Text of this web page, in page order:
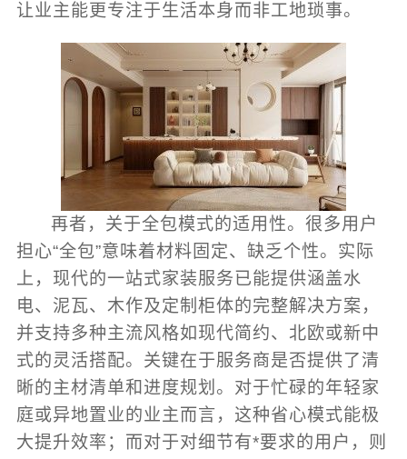
让业主能更专注于生活本身而非工地琐事。
再者，关于全包模式的适用性。很多用户
担心“全包”意味着材料固定、缺乏个性。实际
上，现代的一站式家装服务已能提供涵盖水
电、泥瓦、木作及定制柜体的完整解决方案，
并支持多种主流风格如现代简约、北欧或新中
式的灵活搭配。关键在于服务商是否提供了清
晰的主材清单和进度规划。对于忙碌的年轻家
庭或异地置业的业主而言，这种省心模式能极
大提升效率；而对于对细节有*要求的用户，则